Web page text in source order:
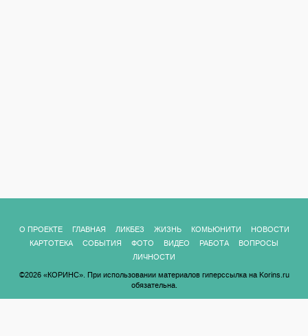
О ПРОЕКТЕ ГЛАВНАЯ ЛИКБЕЗ ЖИЗНЬ КОМЬЮНИТИ
НОВОСТИ
КАРТОТЕКА
СОБЫТИЯ ФОТО ВИДЕО РАБОТА
ВОПРОСЫ
ЛИЧНОСТИ
©2026 «КОРИНС». При использовании материалов гиперссылка на Korins.ru
обязательна.